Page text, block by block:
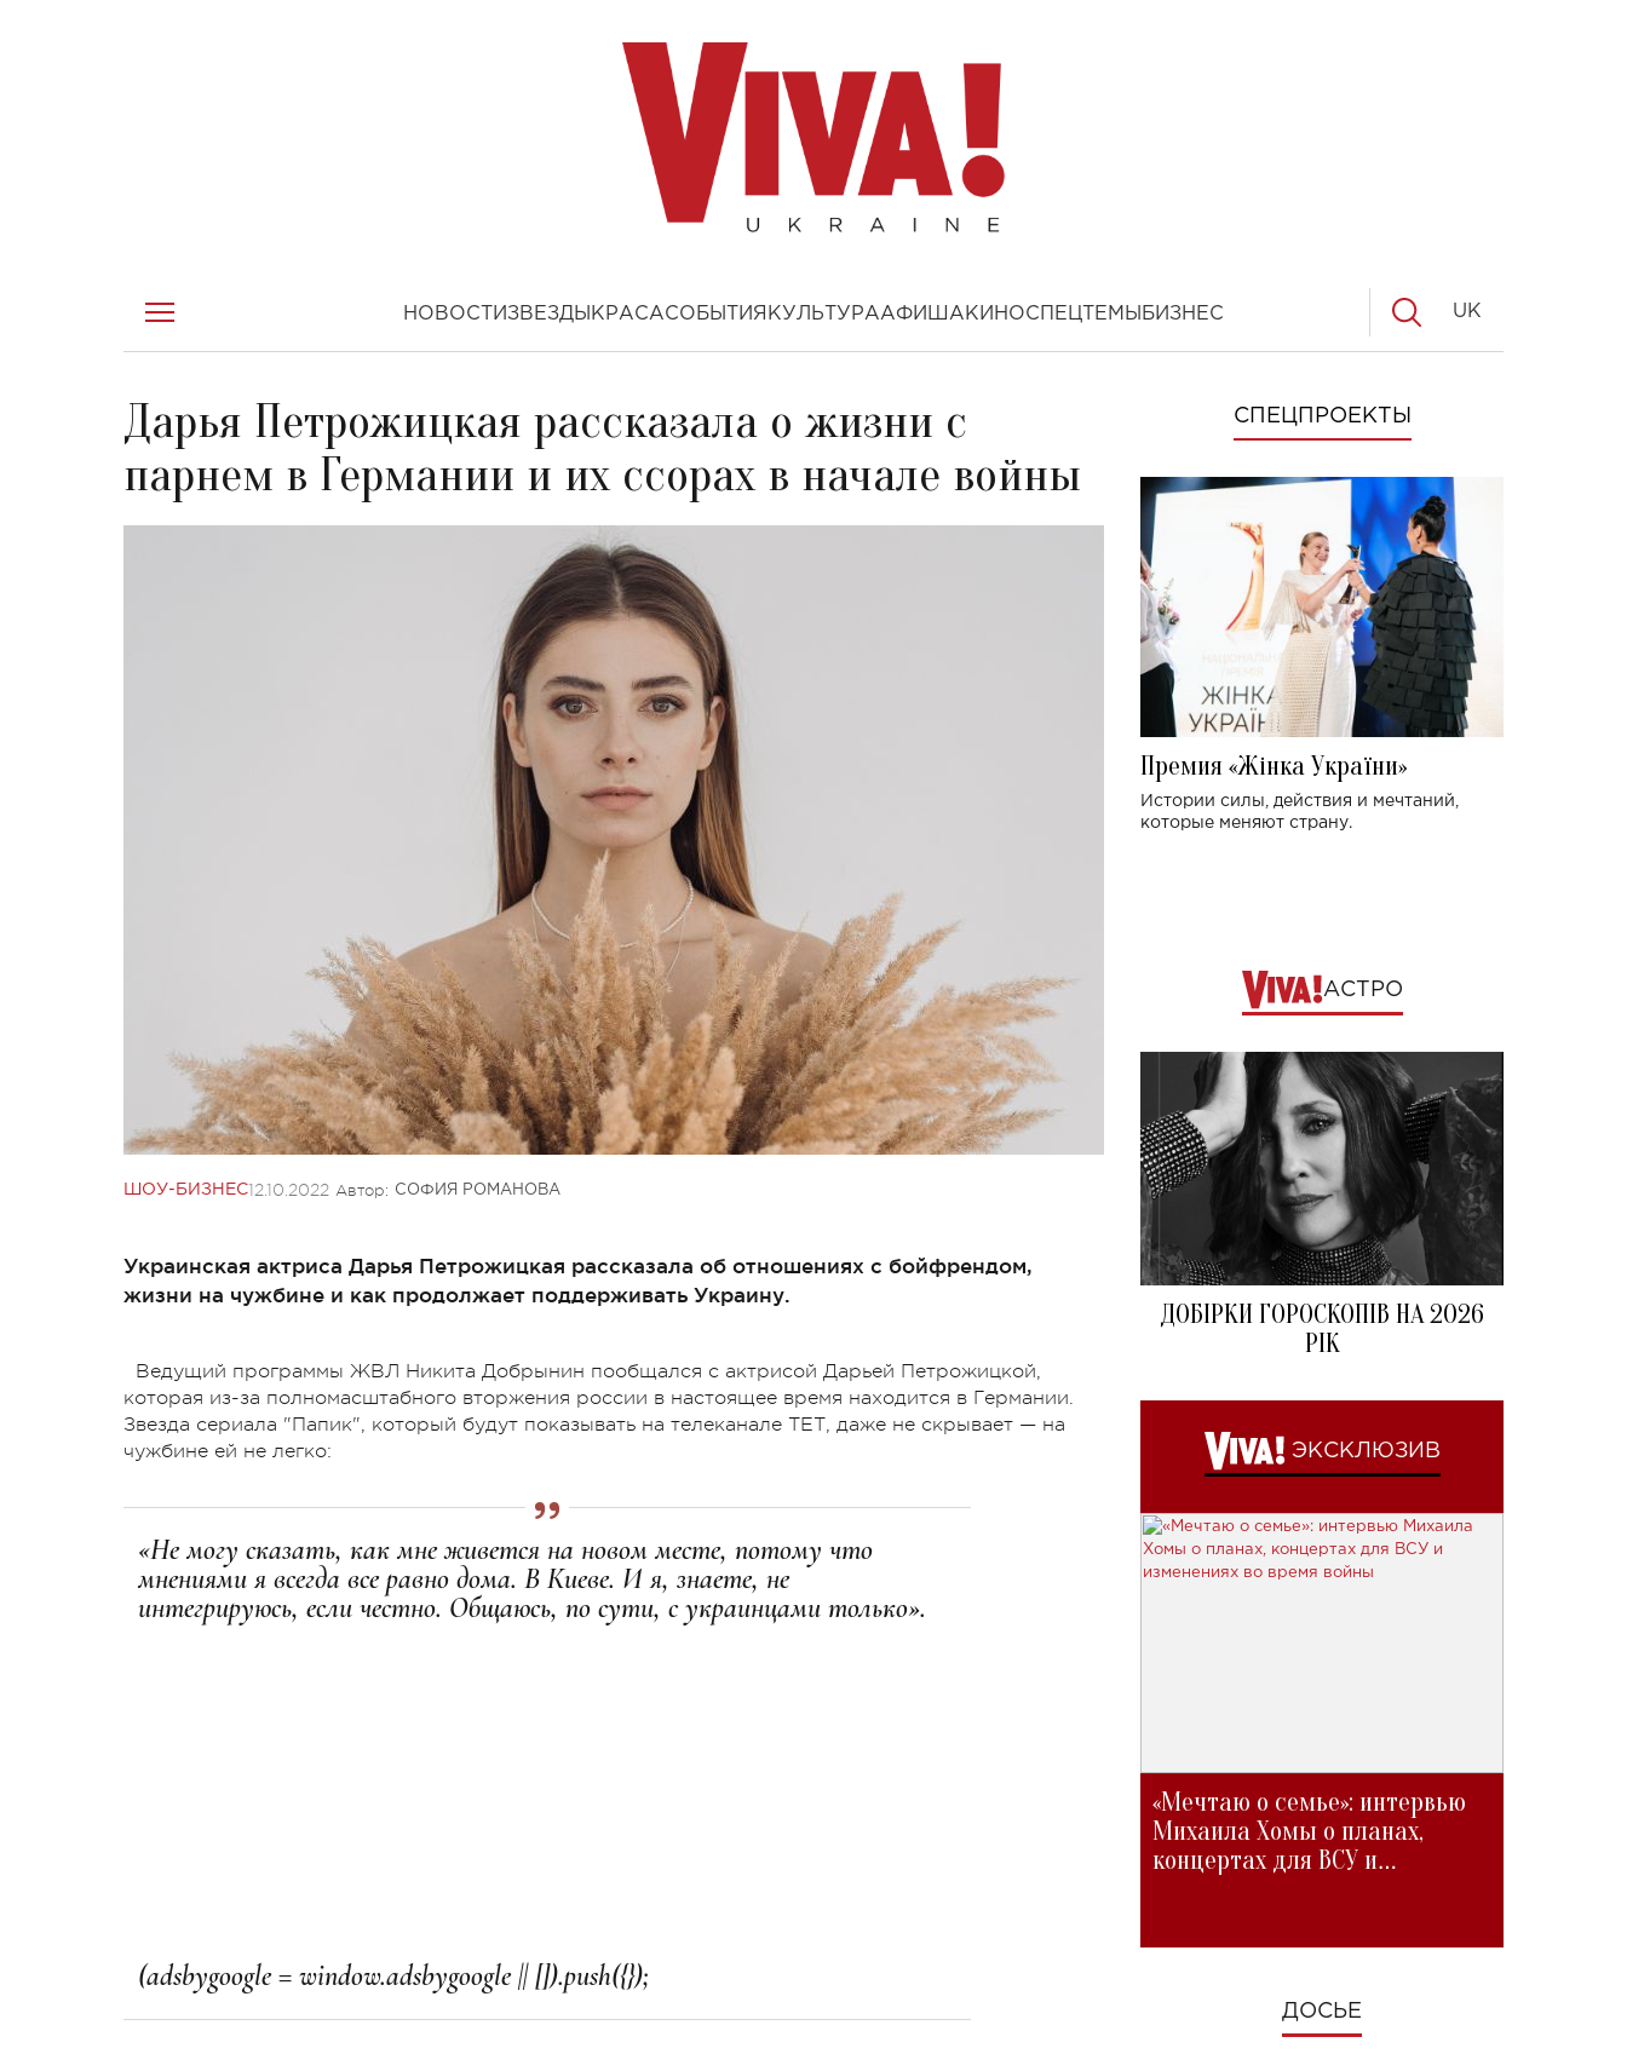
НОВОСТИ ЗВЕЗДЫ КРАСАСОБЫТИЯ КУЛЬТУРААФИША КИНОСПЕЦТЕМЫ БИЗНЕС UK
Дарья Петрожицкая рассказала о жизни с
парнем в Германии и их ссорах в начале войны
ШОУ-БИЗНЕС12.10.2022 Автор: СОФИЯ РОМАНОВА
Украинская актриса Дарья Петрожицкая рассказала об отношениях с бойфрендом,
жизни на чужбине и как продолжает поддерживать Украину.
Ведущий программы ЖВЛ Никита Добрынин пообщался с актрисой Дарьей Петрожицкой,
которая из-за полномасштабного вторжения россии в настоящее время находится в Германии.
Звезда сериала "Папик", который будут показывать на телеканале ТЕТ, даже не скрывает — на
чужбине ей не легко:
«Не могу сказать, как мне живется на новом месте, потому что
мнениями я всегда все равно дома. В Киеве. И я, знаете, не
интегрируюсь, если честно. Общаюсь, по сути, с украинцами только».
СПЕЦПРОЕКТЫ
Премия «Жінка України»
Истории силы, действия и мечтаний,
которые меняют страну.
АСТРО
ДОБІРКИ ГОРОСКОПІВ НА 2026
РІК
ЭКСКЛЮЗИВ
«Мечтаю о семье»: интервью
Михаила Хомы о планах,
концертах для ВСУ и
ДОСЬЕ